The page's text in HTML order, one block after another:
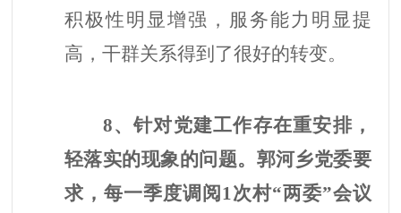
积极性明显增强，服务能力明显提
高，干群关系得到了很好的转变。
8、针对党建工作存在重安排，
轻落实的现象的问题。郭河乡党委要
求，每一季度调阅1次村“两委”会议